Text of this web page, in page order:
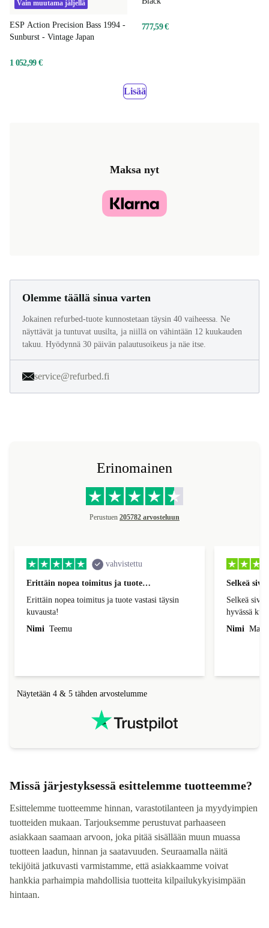
Vain muutama jäljellä
ESP Action Precision Bass 1994 -
Sunburst - Vintage Japan
1 052,99 €
777,59 €
Lisää
Maksa nyt
Olemme täällä sinua varten
Jokainen refurbed-tuote kunnostetaan täysin 40 vaiheessa. Ne
näyttävät ja tuntuvat uusilta, ja niillä on vähintään 12 kuukauden
takuu. Hyödynnä 30 päivän palautusoikeus ja näe itse.
service@refurbed.fi
Erinomainen
Perustuen 205782 arvosteluun
vahvistettu
Erittäin nopea toimitus ja tuote…
Erittäin nopea toimitus ja tuote vastasi täysin
kuvausta!
Nimi Teemu
Selkeä
Selkeä
hyvässä
Nimi
Näytetään 4 & 5 tähden arvostelumme
Missä järjestyksessä esittelemme tuotteemme?
Esittelemme tuotteemme hinnan, varastotilanteen ja myydyimpien
tuotteiden mukaan. Tarjouksemme perustuvat parhaaseen
asiakkaan saamaan arvoon, joka pitää sisällään muun muassa
tuotteen laadun, hinnan ja saatavuuden. Seuraamalla näitä
tekijöitä jatkuvasti varmistamme, että asiakkaamme voivat
hankkia parhaimpia mahdollisia tuotteita kilpailukykyisimpään
hintaan.